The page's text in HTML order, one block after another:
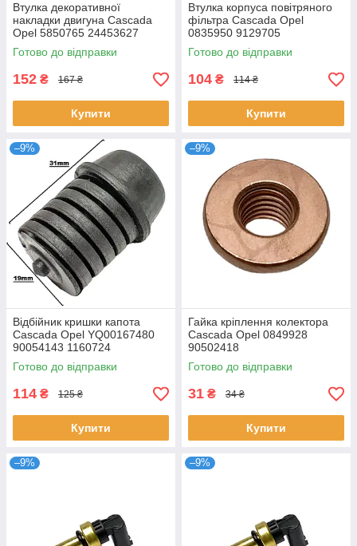
Втулка декоративної
накладки двигуна Cascada
Opel 5850765 24453627
Готово до відправки
152 ₴ 167 ₴
Купити
Втулка корпуса повітряного
фільтра Cascada Opel
0835950 9129705
Готово до відправки
104 ₴ 114 ₴
Купити
–9%
Відбійник кришки капота
Cascada Opel YQ00167480
90054143 1160724
Готово до відправки
114 ₴ 125 ₴
Купити
–9%
Гайка кріплення колектора
Cascada Opel 0849928
90502418
Готово до відправки
31 ₴ 34 ₴
Купити
–9% –9%